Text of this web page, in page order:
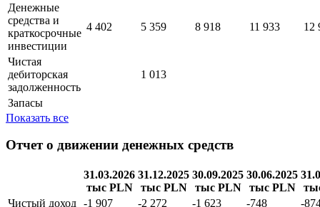
Денежные
средства и
краткосрочные
инвестиции
4 402 5 359 8 918 11 933 12
Чистая
дебиторская
задолженность
1 013
Запасы
Показать все
Отчет о движении денежных средств
31.03.2026
тыс PLN
31.12.2025
тыс PLN
30.09.2025
тыс PLN
30.06.2025
тыс PLN
Чистый доход -1 907 -2 272 -1 623 -748 -